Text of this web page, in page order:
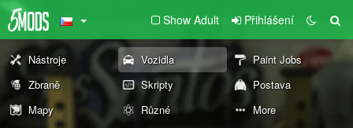
Show Adult Přihlášení
Nástroje Vozidla
Paint Jobs
Zbraně
Skripty
Postava
Mapy
Různé More